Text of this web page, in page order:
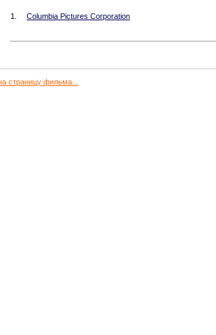
1. Columbia Pictures Corporation
страницу фильма...